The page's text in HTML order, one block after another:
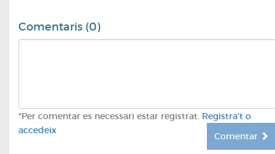
Comentaris (0)
*Per comentar es necessari estar registrat. Registra't o
accedeix
Comentar